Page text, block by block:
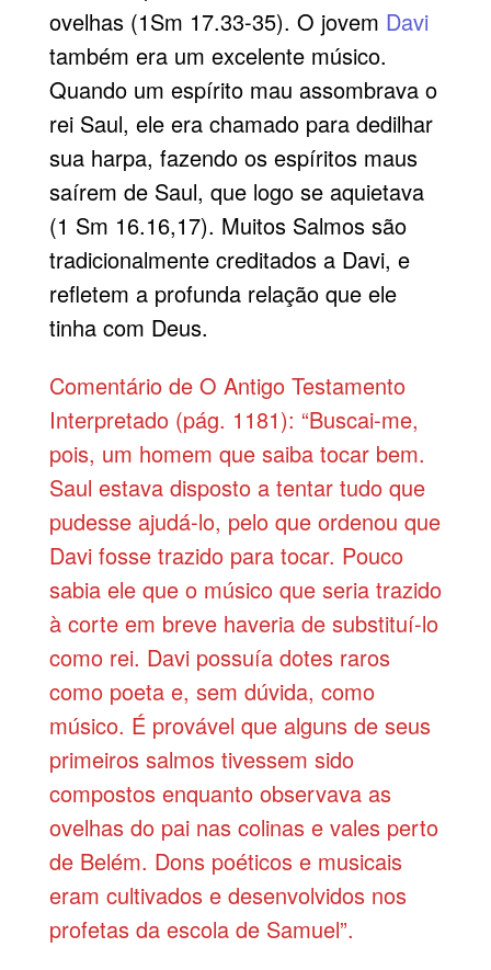
ovelhas (1Sm 17.33-35). O jovem Davi
também era um excelente músico.
Quando um espírito mau assombrava o
rei Saul, ele era chamado para dedilhar
sua harpa, fazendo os espíritos maus
saírem de Saul, que logo se aquietava
(1 Sm 16.16,17). Muitos Salmos são
tradicionalmente creditados a Davi, e
refletem a profunda relação que ele
tinha com Deus.
Comentário de O Antigo Testamento
Interpretado (pág. 1181): “Buscai-me,
pois, um homem que saiba tocar bem.
Saul estava disposto a tentar tudo que
pudesse ajudá-lo, pelo que ordenou que
Davi fosse trazido para tocar. Pouco
sabia ele que o músico que seria trazido
à corte em breve haveria de substituí-lo
como rei. Davi possuía dotes raros
como poeta e, sem dúvida, como
músico. É provável que alguns de seus
primeiros salmos tivessem sido
compostos enquanto observava as
ovelhas do pai nas colinas e vales perto
de Belém. Dons poéticos e musicais
eram cultivados e desenvolvidos nos
profetas da escola de Samuel”.